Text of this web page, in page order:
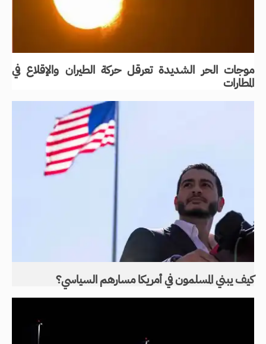
موجات الحر الشديدة تعرقل حركة الطيران والإقلاع في
المطارات
كيف يبني المسلمون في أمريكا مسارهم السياسي؟